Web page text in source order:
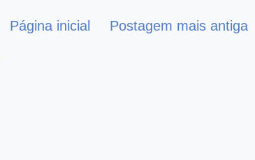
Postagem mais antiga
Página inicial